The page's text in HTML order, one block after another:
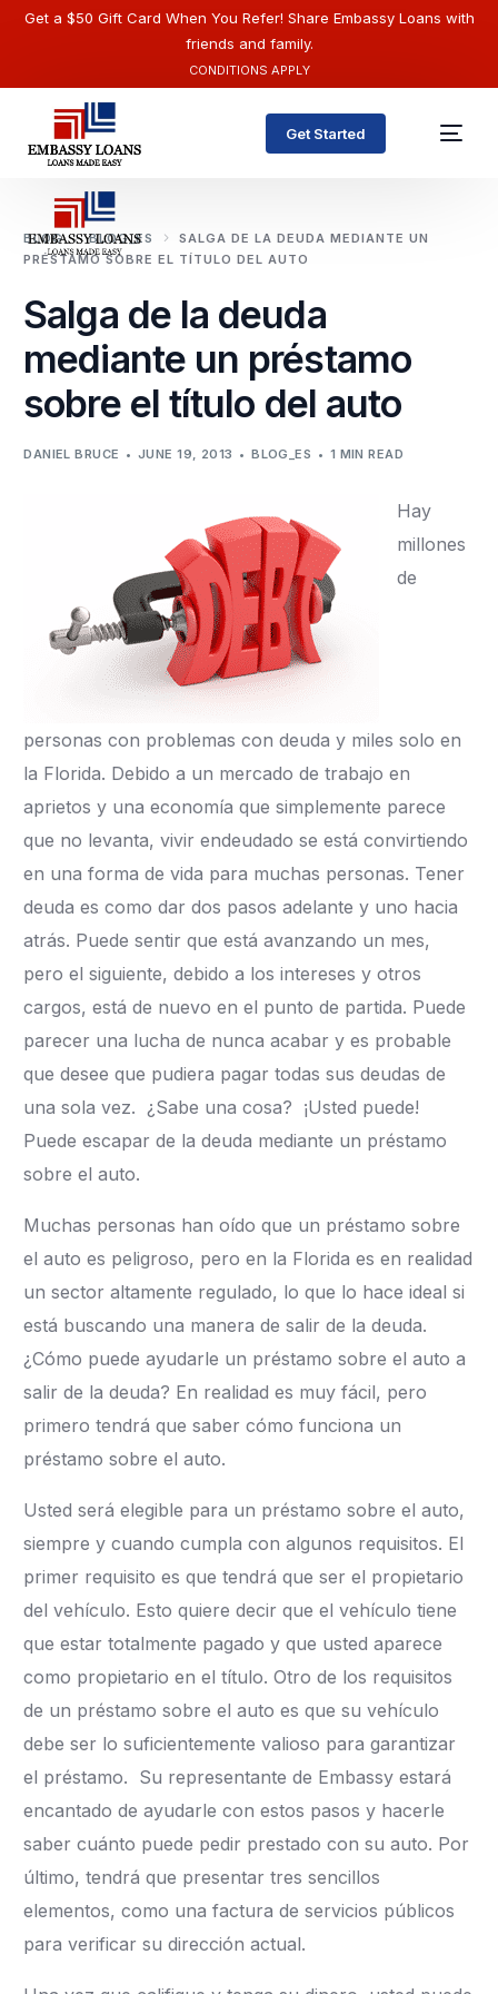
Get a $50 Gift Card When You Refer! Share Embassy Loans with
friends and family.
CONDITIONS APPLY
Get Started
BLOG BLOG_ES
SALGA DE LA DEUDA MEDIANTE UN
PRÉSTAMO SOBRE EL TÍTULO DEL AUTO
Salga de la deuda
mediante un préstamo
sobre el título del auto
DANIEL BRUCE JUNE 19, 2013 BLOG_ES 1 MIN READ
Hay
millones
de
personas con problemas con deuda y miles solo en
la Florida. Debido a un mercado de trabajo en
aprietos y una economía que simplemente parece
que no levanta, vivir endeudado se está convirtiendo
en una forma de vida para muchas personas. Tener
deuda es como dar dos pasos adelante y uno hacia
atrás. Puede sentir que está avanzando un mes,
pero el siguiente, debido a los intereses y otros
cargos, está de nuevo en el punto de partida. Puede
parecer una lucha de nunca acabar y es probable
que desee que pudiera pagar todas sus deudas de
una sola vez. ¿Sabe una cosa? ¡Usted puede!
Puede escapar de la deuda mediante un préstamo
sobre el auto.
Muchas personas han oído que un préstamo sobre
el auto es peligroso, pero en la Florida es en realidad
un sector altamente regulado, lo que lo hace ideal si
está buscando una manera de salir de la deuda.
¿Cómo puede ayudarle un préstamo sobre el auto a
salir de la deuda? En realidad es muy fácil, pero
primero tendrá que saber cómo funciona un
préstamo sobre el auto.
Usted será elegible para un préstamo sobre el auto,
siempre y cuando cumpla con algunos requisitos. El
primer requisito es que tendrá que ser el propietario
del vehículo. Esto quiere decir que el vehículo tiene
que estar totalmente pagado y que usted aparece
como propietario en el título. Otro de los requisitos
de un préstamo sobre el auto es que su vehículo
debe ser lo suficientemente valioso para garantizar
el préstamo. Su representante de Embassy estará
encantado de ayudarle con estos pasos y hacerle
saber cuánto puede pedir prestado con su auto. Por
último, tendrá que presentar tres sencillos
elementos, como una factura de servicios públicos
para verificar su dirección actual.
English